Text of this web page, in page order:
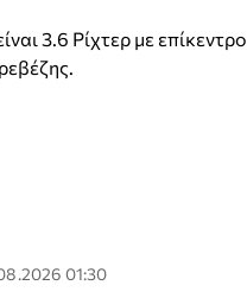
3.6 Ρίχτερ με
01:30